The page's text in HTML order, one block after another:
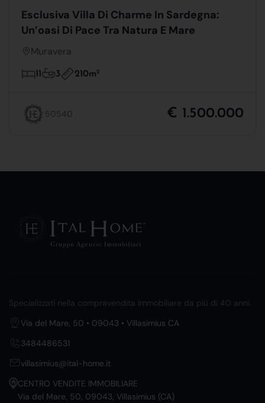
Esclusiva Villa Di Charme In Sardegna:
Un’oasi Di Pace Tra Natura E Mare
Muravera
11 3 210m2
50540 € 1.500.000
Specializzati nella compravendita immobiliare da più di 40 anni.
Via del Mare, 50 • 09043 • Villasimius CA
3484486531
villasimius@ital-home.it
CENTRO VENDITE IMMOBILIARE
Via del Mare, 50, 09043, Villasimius (CA)